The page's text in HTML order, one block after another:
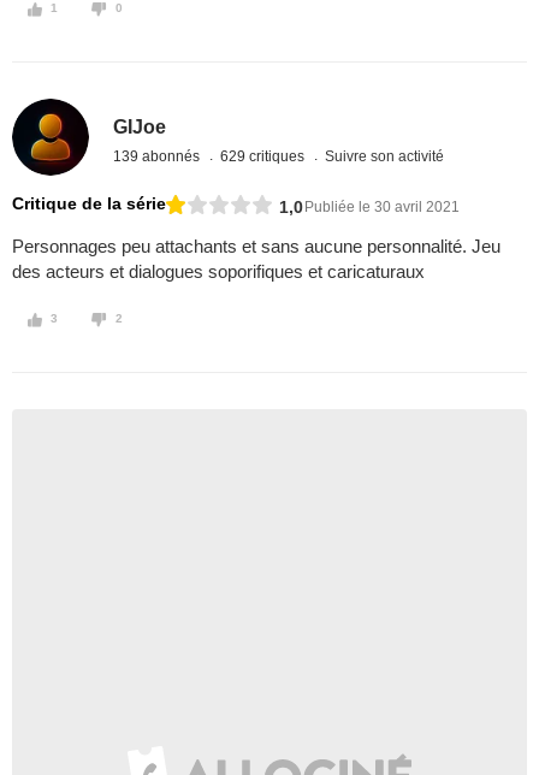
1 0
GIJoe
139 abonnés 629 critiques Suivre son activité
Critique de la série 1,0Publiée le 30 avril 2021
Personnages peu attachants et sans aucune personnalité. Jeu
des acteurs et dialogues soporifiques et caricaturaux
3 2